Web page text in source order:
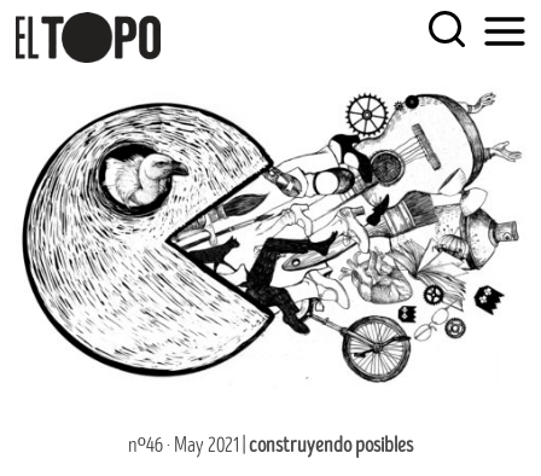
content
El periódico tabernario más leído de Sevilla
nº46 · May 2021 | construyendo posibles